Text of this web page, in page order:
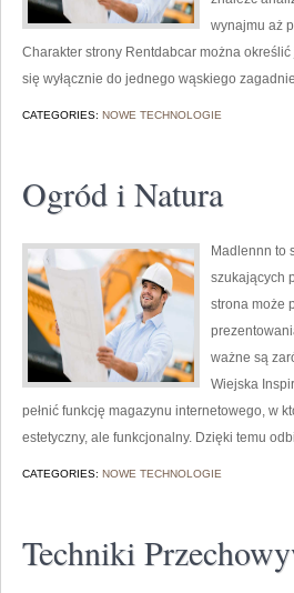
wynajmu aż
Charakter strony Rentdabcar można
się wyłącznie do jednego wąskiego
CATEGORIES: NOWE TECHNOLOGIE
Ogród i Natura
Madlennn to
szukających
strona może
ważne są
Wiejska
pełnić funkcję magazynu internetowego, w
estetyczny, ale funkcjonalny. Dzięki temu
CATEGORIES: NOWE TECHNOLOGIE
Techniki